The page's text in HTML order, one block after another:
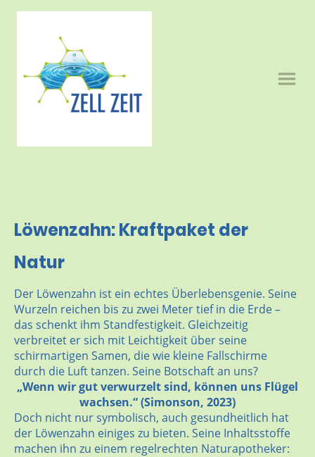
Löwenzahn: Kraftpaket der
Natur
Der Löwenzahn ist ein echtes Überlebensgenie. Seine
Wurzeln reichen bis zu zwei Meter tief in die Erde –
das schenkt ihm Standfestigkeit. Gleichzeitig
verbreitet er sich mit Leichtigkeit über seine
schirmartigen Samen, die wie kleine Fallschirme
durch die Luft tanzen. Seine Botschaft an uns?
„Wenn wir gut verwurzelt sind, können uns Flügel
wachsen.“ (Simonson, 2023)
Doch nicht nur symbolisch, auch gesundheitlich hat
der Löwenzahn einiges zu bieten. Seine Inhaltsstoffe
machen ihn zu einem regelrechten Naturapotheker: